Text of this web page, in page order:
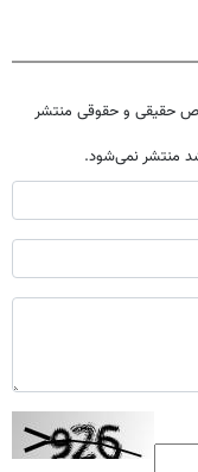
حقیقی و حقوقی منتشر
منتشر نمی‌شود.